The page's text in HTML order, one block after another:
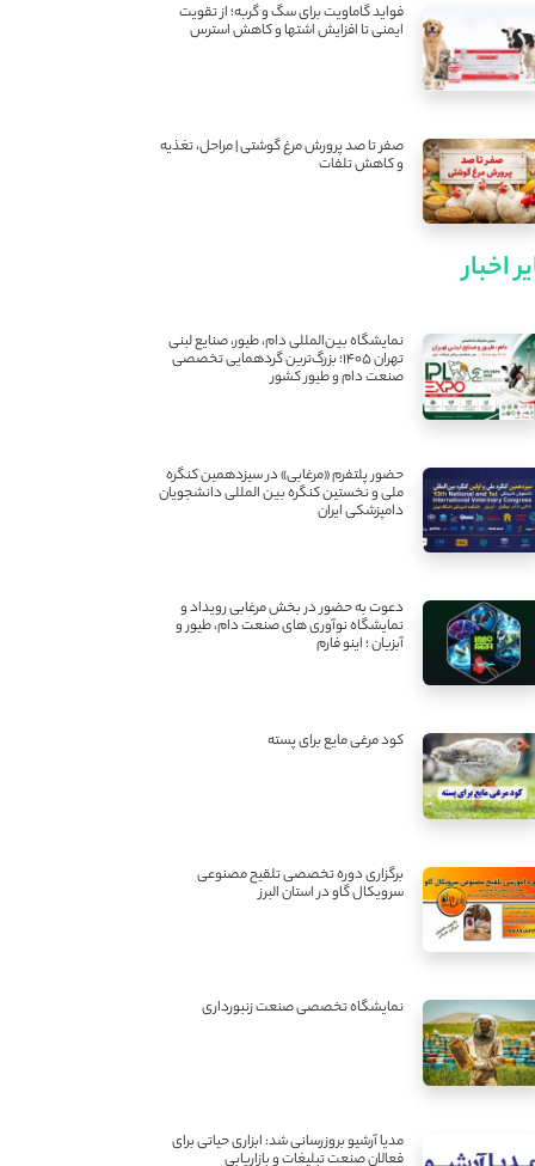
فواید گاماویت برای سگ و گربه؛ از تقویت
ایمنی تا افزایش اشتها و کاهش استرس
صفر تا صد پرورش مرغ گوشتی | مراحل، تغذیه
و کاهش تلفات
اخبار
نمایشگاه بین‌المللی دام، طیور، صنایع لبنی
تهران ۱۴۰۵؛ بزرگ‌ترین گردهمایی تخصصی
صنعت دام و طیور کشور
حضور پلتفرم «مرغابی» در سیزدهمین کنگره
ملی و نخستین کنگره بین ‌المللی دانشجویان
دامپزشکی ایران
دعوت به حضور در بخش مرغابی رویداد و
نمایشگاه نوآوری های صنعت دام، طیور و
آبزیان ؛ اینو فارم
کود مرغی مایع برای پسته
برگزاری دوره تخصصی تلقیح مصنوعی
سرویکال گاو در استان البرز
نمایشگاه تخصصی صنعت زنبورداری
مدیا آرشیو بروزرسانی شد: ابزاری حیاتی برای
فعالان صنعت تبلیغات و بازاریابی